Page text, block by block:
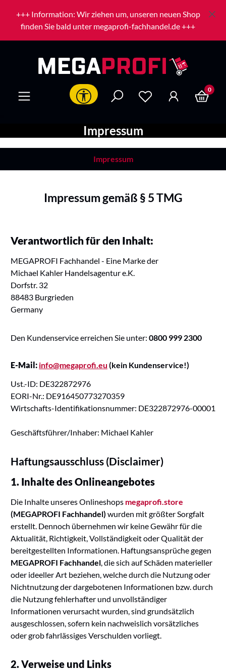
Zum Hauptinhalt springen
+++ Information: Wir ziehen um, unseren neuen Shop
finden Sie bald unter megaprofi-fachhandel.de +++
Werkzeugleiste anzeigen 0
Impressum
Impressum
Impressum gemäß § 5 TMG
Verantwortlich für den Inhalt:
MEGAPROFI Fachhandel - Eine Marke der
Michael Kahler Handelsagentur e.K.
Dorfstr. 32
88483 Burgrieden
Germany
Den Kundenservice erreichen Sie unter: 0800 999 2300
E-Mail: info@megaprofi.eu (kein Kundenservice!)
Ust.-ID: DE322872976
EORI-Nr.: DE916450773270359
Wirtschafts-Identifikationsnummer: DE322872976-00001
Geschäftsführer/Inhaber: Michael Kahler
Haftungsausschluss (Disclaimer)
1. Inhalte des Onlineangebotes
Die Inhalte unseres Onlineshops megaprofi.store
(MEGAPROFI Fachhandel) wurden mit größter Sorgfalt
erstellt. Dennoch übernehmen wir keine Gewähr für die
Aktualität, Richtigkeit, Vollständigkeit oder Qualität der
bereitgestellten Informationen. Haftungsansprüche gegen
MEGAPROFI Fachhandel, die sich auf Schäden materieller
oder ideeller Art beziehen, welche durch die Nutzung oder
Nichtnutzung der dargebotenen Informationen bzw. durch
die Nutzung fehlerhafter und unvollständiger
Informationen verursacht wurden, sind grundsätzlich
ausgeschlossen, sofern kein nachweislich vorsätzliches
oder grob fahrlässiges Verschulden vorliegt.
2. Verweise und Links